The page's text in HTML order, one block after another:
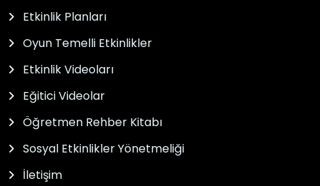
Etkinlik Planları
Oyun Temelli Etkinlikler
Etkinlik Videoları
Eğitici Videolar
Öğretmen Rehber Kitabı
Sosyal Etkinlikler Yönetmeliği
İletişim